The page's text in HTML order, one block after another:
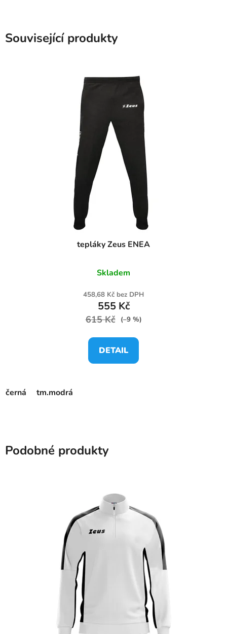
Související produkty
tepláky Zeus ENEA
Skladem
458,68 Kč bez DPH
555 Kč
615 Kč (–9 %)
DETAIL
černá tm.modrá
Podobné produkty